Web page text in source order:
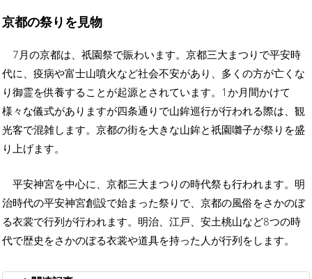
京都の祭りを見物
7月の京都は、祇園祭で賑わいます。京都三大まつりで平安時
代に、疫病や富士山噴火など社会不安があり、多くの方が亡くな
り御霊を供養することが起源とされています。1か月間かけて
様々な儀式がありますが四条通りで山鉾巡行が行われる際は、観
光客で混雑します。京都の街を大きな山鉾と祇園囃子が祭りを盛
り上げます。
平安神宮を中心に、京都三大まつりの時代祭も行われます。明
治時代の平安神宮創設で始まった祭りで、京都の風俗をさかのぼ
る衣裳で行列が行われます。明治、江戸、安土桃山など8つの時
代で歴史をさかのぼる衣裳や道具を持った人が行列をします。